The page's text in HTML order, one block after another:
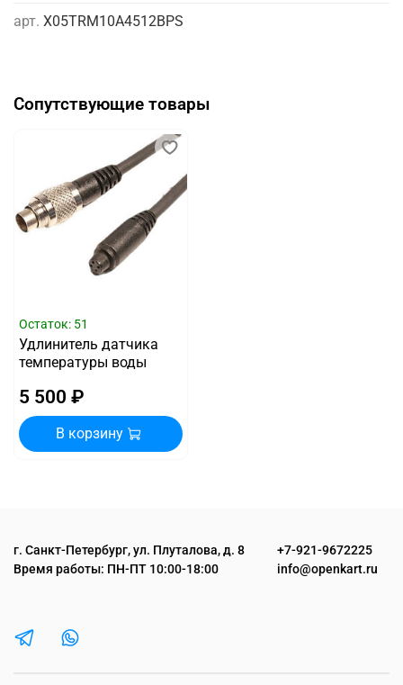
арт. X05TRM10A4512BPS
Сопутствующие товары
Остаток: 51
Удлинитель датчика
температуры воды
5 500 ₽
В корзину
г. Санкт-Петербург, ул. Плуталова, д. 8
Время работы: ПН-ПТ 10:00-18:00
+7-921-9672225
info@openkart.ru